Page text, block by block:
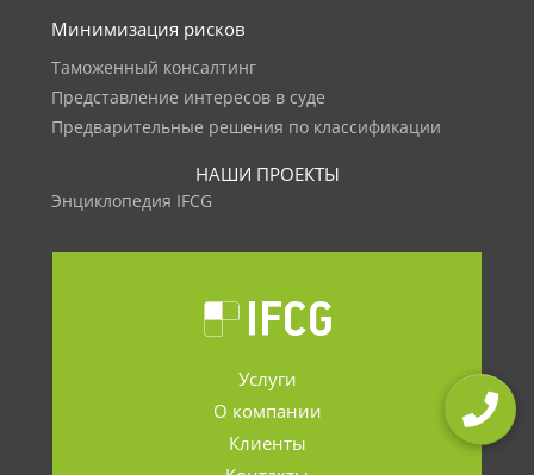
Минимизация рисков
Таможенный консалтинг
Представление интересов в суде
Предварительные решения по классификации
НАШИ ПРОЕКТЫ
Энциклопедия IFCG
Услуги
О компании
Клиенты